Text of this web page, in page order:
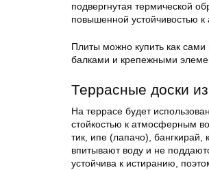
подвергнутая термической
повышенной устойчивостью
Плиты можно купить как сами
балками и крепежными
Террасные доски
На террасе будет
стойкостью к атмосферным
тик, ипе (лапачо),
впитывают воду и не
устойчива к истиранию,